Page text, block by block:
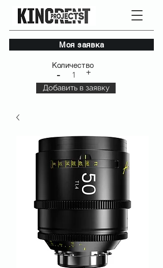
Моя заявка
Количество
- 1 +
Добавить в заявку